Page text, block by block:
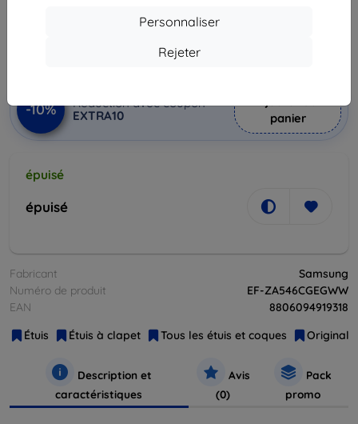
Personnaliser
Rejeter
-10%
Réduction avec coupon
EXTRA10
panier
épuisé
épuisé
Fabricant
Samsung
Numéro de produit
EF-ZA546CGEGWW
EAN
8806094919318
Étuis
Étuis à clapet Tous les étuis et coques Original
Description et
caractéristiques
Avis
(0)
Pack
promo